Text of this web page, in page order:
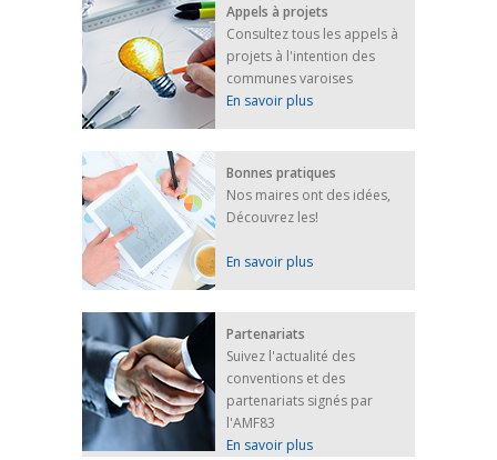
Afin d’accompagner au mieux les réfugiés
ukrainiens arrivés en France,...
FEUILLETER
Appels à projets
Consultez tous les appels à
projets à l'intention des
communes varoises
En savoir plus
Bonnes pratiques
Nos maires ont des idées,
Découvrez les!
En savoir plus
Partenariats
Suivez l'actualité des
conventions et des
partenariats signés par
l'AMF83
En savoir plus